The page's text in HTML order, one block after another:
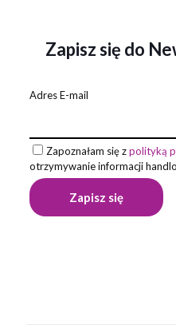
Zapisz się do
Adres E-mail
Zapoznałam się zpolityką
otrzymywanie informacji